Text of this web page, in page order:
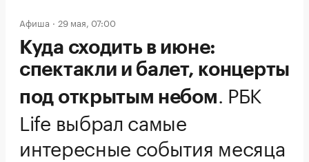
Афиша 29 мая, 07:00
Куда сходить в июне:
спектакли и балет, концерты
под открытым небом. РБК
Life выбрал самые
интересные события месяца